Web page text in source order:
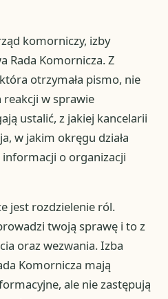
komorniczy, izby
Rada Komornicza. Z
otrzymała pismo, nie
reakcji w sprawie
ustalić, z jakiej kancelarii
w jakim okręgu działa
o organizacji
jest rozdzielenie ról.
twoją sprawę i to z
oraz wezwania. Izba
Komornicza mają
ale nie zastępują